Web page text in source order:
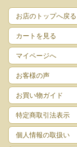
お店のトップへ戻る
カートを見る
マイページへ
お客様の声
お買い物ガイド
特定商取引法表示
個人情報の取扱い